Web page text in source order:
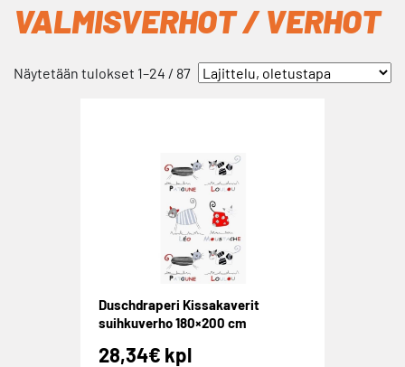
VALMISVERHOT / VERHOT
Näytetään tulokset 1–24 / 87
Duschdraperi Kissakaverit
suihkuverho 180×200 cm
28,34€ kpl